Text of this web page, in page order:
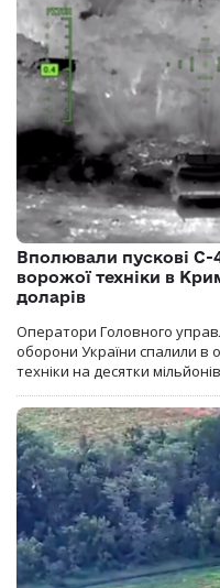
Вполювали пускові С-
ворожої техніки в
доларів
Оператори Головного
оборони України спалили в
техніки на десятки